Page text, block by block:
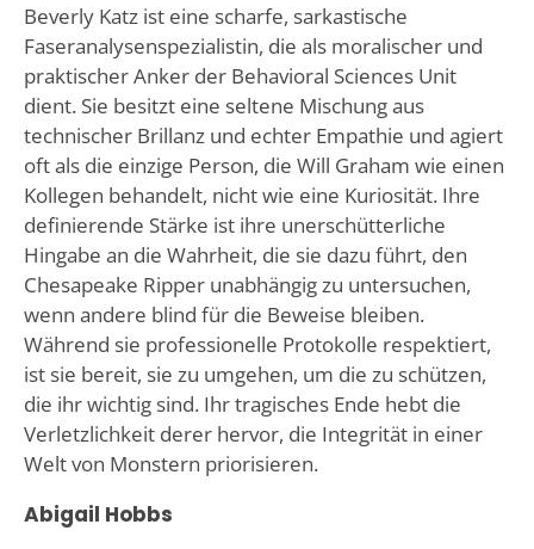
Beverly Katz ist eine scharfe, sarkastische
Faseranalysenspezialistin, die als moralischer und
praktischer Anker der Behavioral Sciences Unit
dient. Sie besitzt eine seltene Mischung aus
technischer Brillanz und echter Empathie und agiert
oft als die einzige Person, die Will Graham wie einen
Kollegen behandelt, nicht wie eine Kuriosität. Ihre
definierende Stärke ist ihre unerschütterliche
Hingabe an die Wahrheit, die sie dazu führt, den
Chesapeake Ripper unabhängig zu untersuchen,
wenn andere blind für die Beweise bleiben.
Während sie professionelle Protokolle respektiert,
ist sie bereit, sie zu umgehen, um die zu schützen,
die ihr wichtig sind. Ihr tragisches Ende hebt die
Verletzlichkeit derer hervor, die Integrität in einer
Welt von Monstern priorisieren.
Abigail Hobbs